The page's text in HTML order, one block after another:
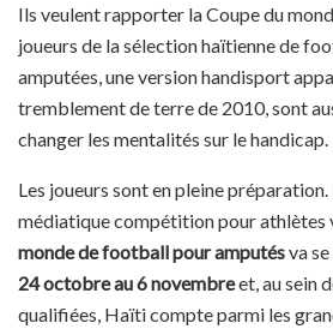
Ils veulent rapporter la Coupe du
joueurs de la sélection haïtienne de
amputées, une version handisport
tremblement de terre de 2010, sont
changer les mentalités sur le handicap.
Les joueurs sont en pleine
médiatique compétition pour athlètes
monde de football pour amputésva
24 octobre au 6 novembreet, au sein
qualifiées, Haïti compte parmi les